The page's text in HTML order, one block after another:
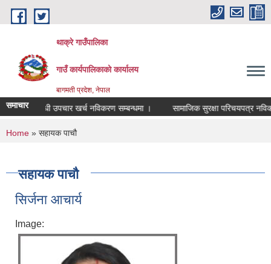
Skip to main content
थाक्रे गाउँपालिका
गाउँ कार्यपालिकाको कार्यालय
बागमती प्रदेश, नेपाल
समाचार
औषधी उपचार खर्च नविकरण सम्बन्धमा । सामाजिक सुरक्षा परिचयपत्र
You are here
Home » सहायक पाचौ
सहायक पाचौ
सिर्जना आचार्य
Image: